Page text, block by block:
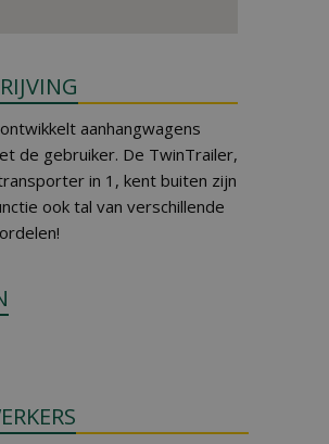
aanhangwagens
de gebruiker. De TwinTrailer,
in 1, kent buiten zijn
ook tal van verschillende